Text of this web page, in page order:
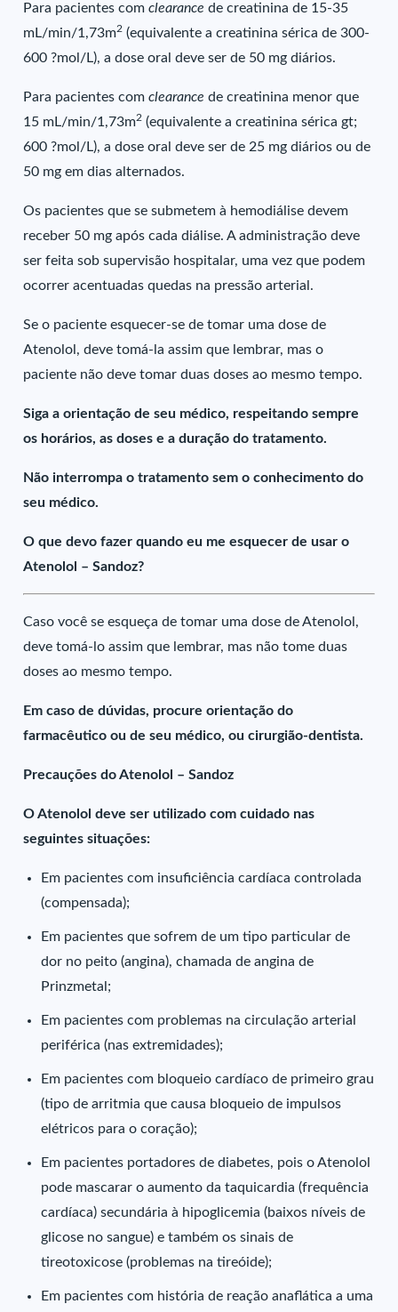
Para pacientes comclearance de creatinina de 15-35
mL/min/1,73m2 (equivalente a creatinina sérica de 300-
600 ?mol/L), a dose oral deve ser de 50 mg diários.
Para pacientes comclearance de creatinina menor que
15 mL/min/1,73m2 (equivalente a creatinina sérica gt;
600 ?mol/L), a dose oral deve ser de 25 mg diários ou de
50 mg em dias alternados.
Os pacientes que se submetem à hemodiálise devem
receber 50 mg após cada diálise. A administração deve
ser feita sob supervisão hospitalar, uma vez que podem
ocorrer acentuadas quedas na pressão arterial.
Se o paciente esquecer-se de tomar uma dose de
Atenolol, deve tomá-la assim que lembrar, mas o
paciente não deve tomar duas doses ao mesmo tempo.
Siga a orientação de seu médico, respeitando sempre
os horários, as doses e a duração do tratamento.
Não interrompa o tratamento sem o conhecimento do
seu médico.
O que devo fazer quando eu me esquecer de usar o
Atenolol – Sandoz?
Caso você se esqueça de tomar uma dose de Atenolol,
deve tomá-lo assim que lembrar, mas não tome duas
doses ao mesmo tempo.
Em caso de dúvidas, procure orientação do
farmacêutico ou de seu médico, ou cirurgião-dentista.
Precauções do Atenolol – Sandoz
O Atenolol deve ser utilizado com cuidado nas
seguintes situações:
Em pacientes com insuficiência cardíaca controlada
(compensada);
Em pacientes que sofrem de um tipo particular de
dor no peito (angina), chamada de angina de
Prinzmetal;
Em pacientes com problemas na circulação arterial
periférica (nas extremidades);
Em pacientes com bloqueio cardíaco de primeiro grau
(tipo de arritmia que causa bloqueio de impulsos
elétricos para o coração);
Em pacientes portadores de diabetes, pois o Atenolol
pode mascarar o aumento da taquicardia (frequência
cardíaca) secundária à hipoglicemia (baixos níveis de
glicose no sangue) e também os sinais de
tireotoxicose (problemas na tireóide);
Em pacientes com história de reação anaflática a uma